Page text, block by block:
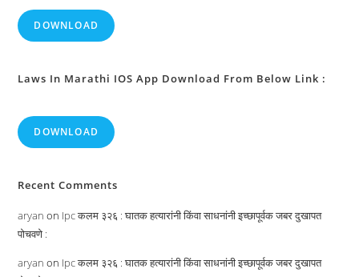
DOWNLOAD
Laws In Marathi IOS App Download From Below Link :
DOWNLOAD
Recent Comments
aryan on Ipc कलम ३२६ : घातक हत्यारांनी किंवा साधनांनी इच्छापूर्वक जबर दुखापत
पोचवणे :
aryan on Ipc कलम ३२६ : घातक हत्यारांनी किंवा साधनांनी इच्छापूर्वक जबर दुखापत